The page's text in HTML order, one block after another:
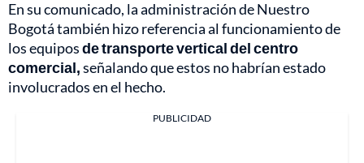
En su comunicado, la administración de Nuestro
Bogotá también hizo referencia al funcionamiento de
los equiposde transporte vertical del centro
comercial,señalando que estos no habrían estado
involucrados en el hecho.
PUBLICIDAD